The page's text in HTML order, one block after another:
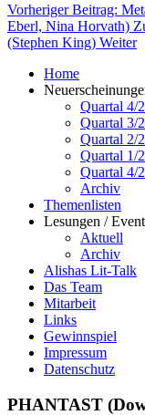
Vorheriger Beitrag:
Eberl, Nina Horvath)
(Stephen King) Weiter
Home
Quartal 4/
Quartal 3/
Quartal 2/
Quartal 1/
Quartal 4/
Archiv
Themenlisten
Lesungen /
Aktuell
Archiv
Alishas Lit-Talk
Das Team
Mitarbeit
Links
Gewinnspiel
Impressum
Datenschutz
PHANTAST